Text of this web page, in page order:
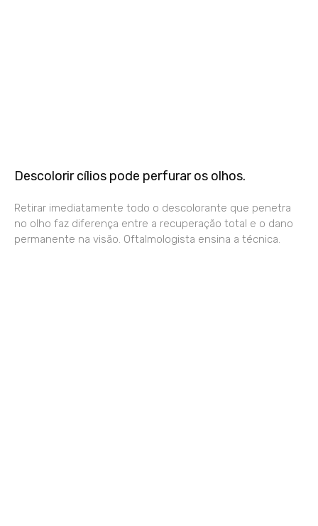
Descolorir cílios pode perfurar os olhos.
Retirar imediatamente todo o descolorante que penetra
no olho faz diferença entre a recuperação total e o dano
permanente na visão. Oftalmologista ensina a técnica.